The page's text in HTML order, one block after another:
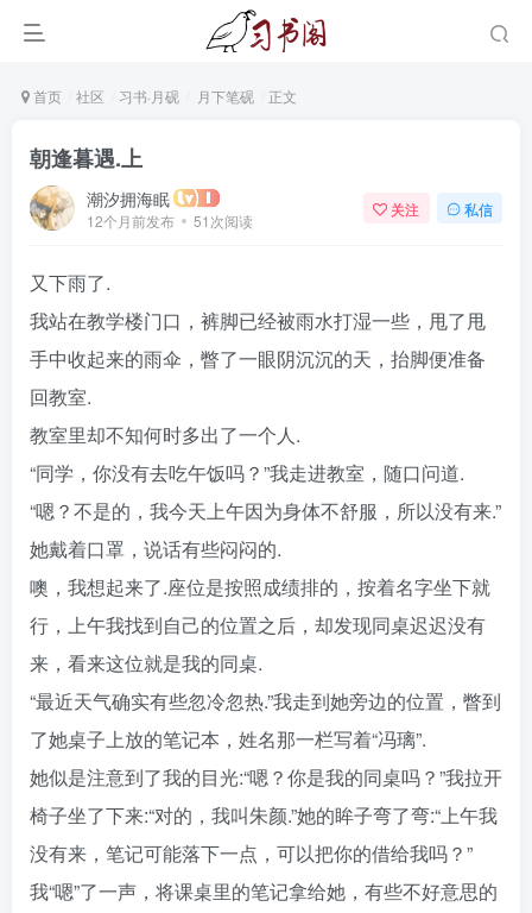
首页 社区 习书·月砚 月下笔砚 正文
朝逢暮遇.上
潮汐拥海眠
12个月前发布 51次阅读
关注 私信
又下雨了.
我站在教学楼门口，裤脚已经被雨水打湿一些，甩了甩
手中收起来的雨伞，瞥了一眼阴沉沉的天，抬脚便准备
回教室.
教室里却不知何时多出了一个人.
“同学，你没有去吃午饭吗？”我走进教室，随口问道.
“嗯？不是的，我今天上午因为身体不舒服，所以没有来.”
她戴着口罩，说话有些闷闷的.
噢，我想起来了.座位是按照成绩排的，按着名字坐下就
行，上午我找到自己的位置之后，却发现同桌迟迟没有
来，看来这位就是我的同桌.
“最近天气确实有些忽冷忽热.”我走到她旁边的位置，瞥到
了她桌子上放的笔记本，姓名那一栏写着“冯璃”.
她似是注意到了我的目光:“嗯？你是我的同桌吗？”我拉开
椅子坐了下来:“对的，我叫朱颜.”她的眸子弯了弯:“上午我
没有来，笔记可能落下一点，可以把你的借给我吗？”
我“嗯”了一声，将课桌里的笔记拿给她，有些不好意思的